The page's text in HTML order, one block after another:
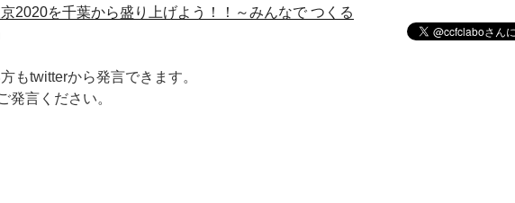
2020を千葉から 盛り上げよう！！～みんなで つくる
」
もtwitterから発言できます。
発言ください。